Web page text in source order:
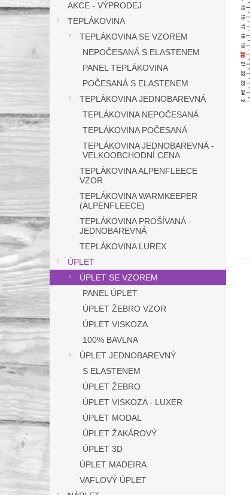
n
AKCE - VÝPRODEJ
TEPLÁKOVINA
TEPLÁKOVINA SE VZOREM
NEPOČESANÁ S ELASTENEM
PANEL TEPLÁKOVINA
POČESANÁ S ELASTENEM
TEPLÁKOVINA JEDNOBAREVNÁ
TEPLÁKOVINA NEPOČESANÁ
TEPLÁKOVINA POČESANÁ
TEPLÁKOVINA JEDNOBAREVNÁ -
VELKOOBCHODNÍ CENA
TEPLÁKOVINA ALPENFLEECE
VZOR
TEPLÁKOVINA WARMKEEPER
(ALPENFLEECE)
TEPLÁKOVINA PROŠÍVANÁ -
JEDNOBAREVNÁ
TEPLÁKOVINA LUREX
ÚPLET
ÚPLET SE VZOREM
PANEL ÚPLET
ÚPLET ŽEBRO VZOR
ÚPLET VISKOZA
100% BAVLNA
ÚPLET JEDNOBAREVNÝ
S ELASTENEM
ÚPLET ŽEBRO
ÚPLET VISKOZA - LUXER
ÚPLET MODAL
ÚPLET ŽAKÁROVÝ
ÚPLET 3D
ÚPLET MADEIRA
VAFLOVÝ ÚPLET